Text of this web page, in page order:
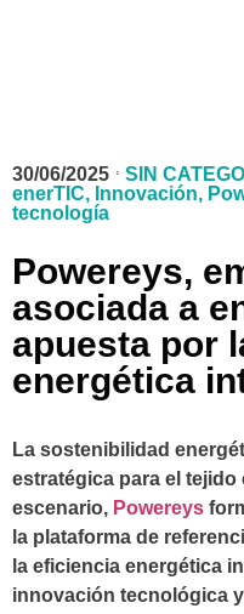
30/06/2025 SIN
enerTIC, Innovación,
tecnología
Powereys,
asociada a
apuesta por
energética
La sostenibilidad
estratégica para el tejido
escenario, Powereys
la plataforma de
la eficiencia energética
innovación tecnológica